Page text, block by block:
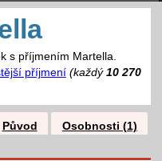
s příjmením Martella.
příjmení (každý 10 270
Původ
Osobnosti (1)